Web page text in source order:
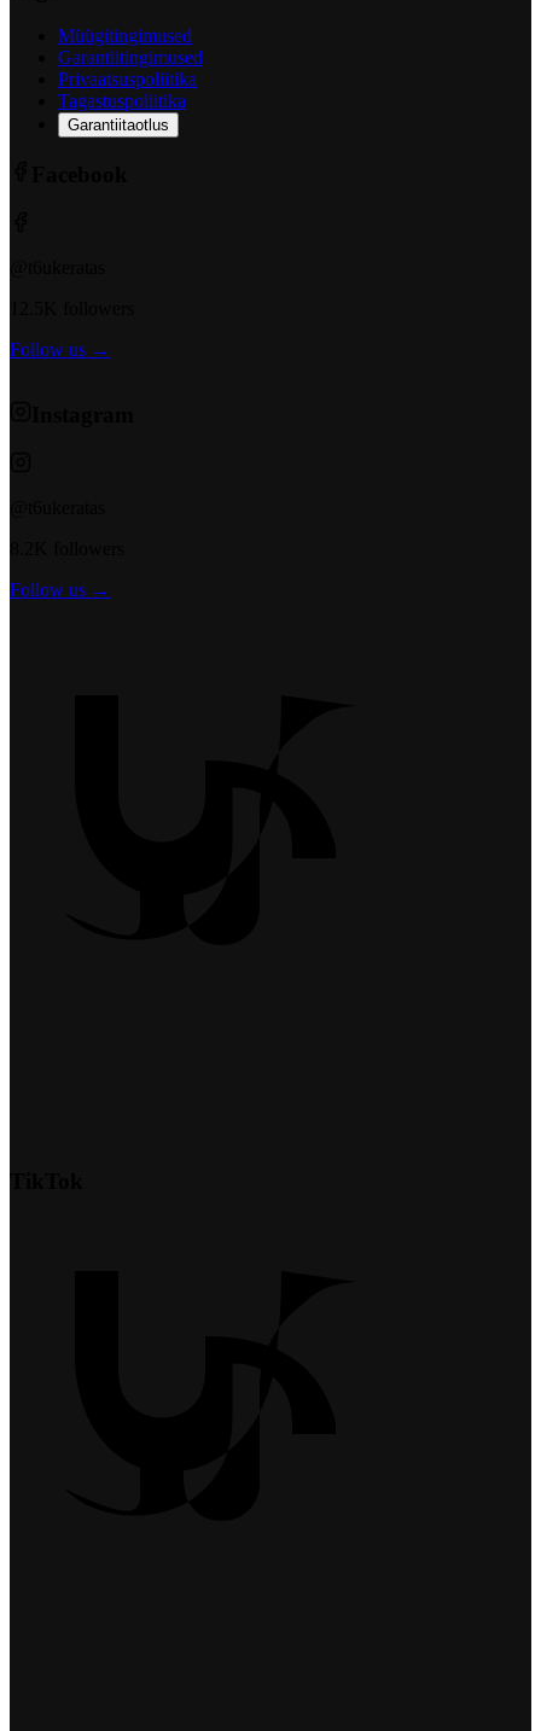
Müügitingimused
Garantiitingimused
Privaatsuspoliitika
Tagastuspoliitika
Garantiitaotlus
Follow us →
Follow us →